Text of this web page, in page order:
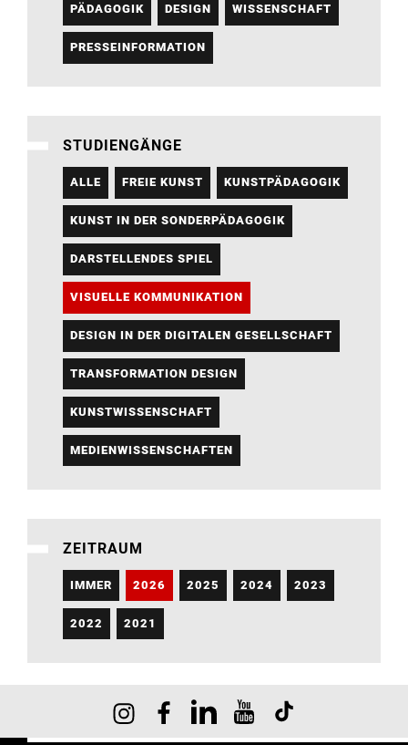
PÄDAGOGIK DESIGN WISSENSCHAFT
PRESSEINFORMATION
STUDIENGÄNGE
ALLE FREIE KUNST KUNSTPÄDAGOGIK
KUNST IN DER SONDERPÄDAGOGIK
DARSTELLENDES SPIEL
VISUELLE KOMMUNIKATION
DESIGN IN DER DIGITALEN GESELLSCHAFT
TRANSFORMATION DESIGN
KUNSTWISSENSCHAFT
MEDIENWISSENSCHAFTEN
ZEITRAUM
IMMER 2026 2025 2024 2023
2022 2021